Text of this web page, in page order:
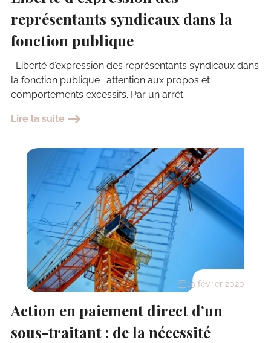
représentants syndicaux dans la
fonction publique
Liberté d’expression des représentants syndicaux dans
la fonction publique : attention aux propos et
comportements excessifs. Par un arrêt...
Lire la suite
19 février 2020
Action en paiement direct d’un
sous-traitant : de la nécessité